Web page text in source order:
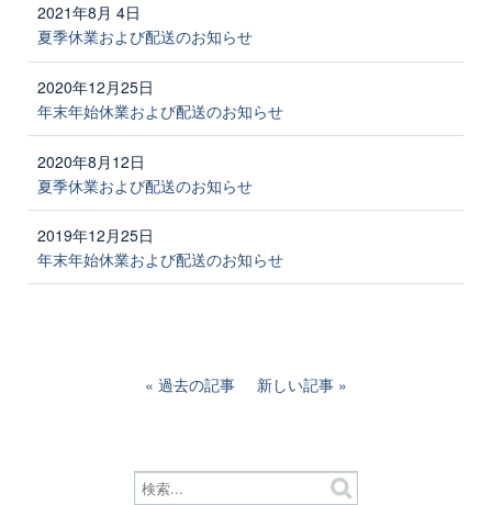
2021年8月 4日
夏季休業および配送のお知らせ
2020年12月25日
年末年始休業および配送のお知らせ
2020年8月12日
夏季休業および配送のお知らせ
2019年12月25日
年末年始休業および配送のお知らせ
過去の記事 新しい記事